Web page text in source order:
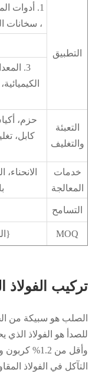
التطبيق
1. أدوات
، سخانات
3.
التعبئة
والتغليف
كابل،
خدمات
المعالجة
التسامح
MOQ
تركيب الفولاذ
الصلب هو سبيكة من
وأقل من
التآكل في الفولاذ